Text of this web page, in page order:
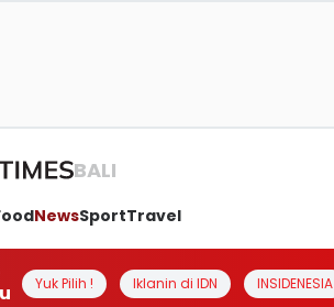
BALI
NewsSportTravel
Yuk Pilih ! Iklanin di IDN INSIDENESIA